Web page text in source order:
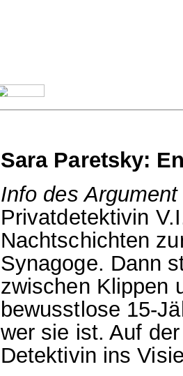
Sara Paretsky:
Info des
Privatdetektivin
Nachtschichten
Synagoge. Dann
zwischen Klippen
bewusstlose 15-
wer sie ist. Auf
Detektivin ins